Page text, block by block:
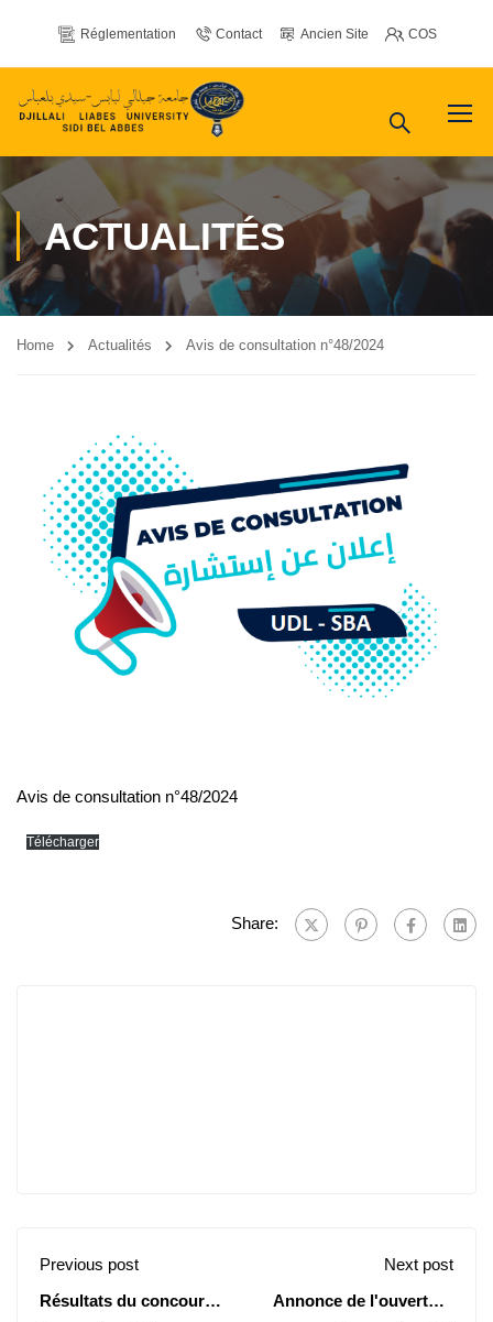
Réglementation Contact Ancien Site COS
ACTUALITÉS
Home Actualités Avis de consultation n°48/2024
Avis de consultation n°48/2024
Télécharger
Share:
Previous post
Résultats du concours
Next post
Annonce de l'ouverture